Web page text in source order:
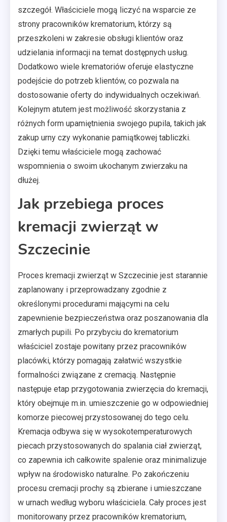
szczegół. Właściciele mogą liczyć na wsparcie ze
strony pracowników krematorium, którzy są
przeszkoleni w zakresie obsługi klientów oraz
udzielania informacji na temat dostępnych usług.
Dodatkowo wiele krematoriów oferuje elastyczne
podejście do potrzeb klientów, co pozwala na
dostosowanie oferty do indywidualnych oczekiwań.
Kolejnym atutem jest możliwość skorzystania z
różnych form upamiętnienia swojego pupila, takich jak
zakup urny czy wykonanie pamiątkowej tabliczki.
Dzięki temu właściciele mogą zachować
wspomnienia o swoim ukochanym zwierzaku na
dłużej.
Jak przebiega proces
kremacji zwierząt w
Szczecinie
Proces kremacji zwierząt w Szczecinie jest starannie
zaplanowany i przeprowadzany zgodnie z
określonymi procedurami mającymi na celu
zapewnienie bezpieczeństwa oraz poszanowania dla
zmarłych pupili. Po przybyciu do krematorium
właściciel zostaje powitany przez pracowników
placówki, którzy pomagają załatwić wszystkie
formalności związane z cremacją. Następnie
następuje etap przygotowania zwierzęcia do kremacji,
który obejmuje m.in. umieszczenie go w odpowiedniej
komorze piecowej przystosowanej do tego celu.
Kremacja odbywa się w wysokotemperaturowych
piecach przystosowanych do spalania ciał zwierząt,
co zapewnia ich całkowite spalenie oraz minimalizuje
wpływ na środowisko naturalne. Po zakończeniu
procesu cremacji prochy są zbierane i umieszczane
w urnach według wyboru właściciela. Cały proces jest
monitorowany przez pracowników krematorium,